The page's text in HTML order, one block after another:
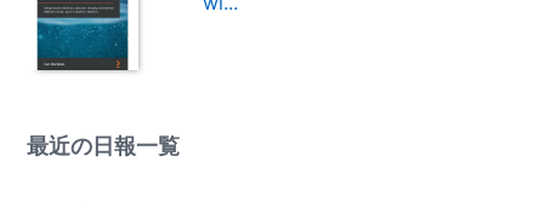
最近の日報一覧